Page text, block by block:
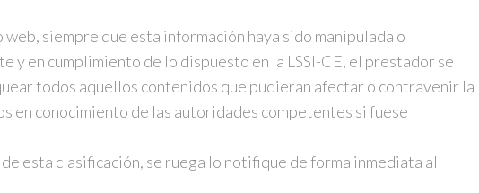
siempre que esta información haya sido manipulada o
en cumplimiento de lo dispuesto en la LSSI-CE, el prestador se
todos aquellos contenidos que pudieran afectar o contravenir la
en conocimiento de las autoridades competentes si fuese
esta clasificación, se ruega lo notifique de forma inmediata al